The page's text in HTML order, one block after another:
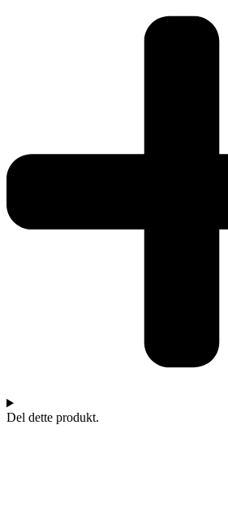
Del dette produkt.